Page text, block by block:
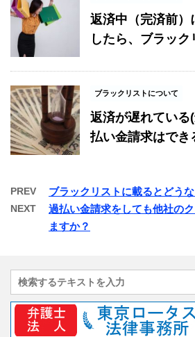
返済中（完済前）
したら、ブラック
ブラックリストについて
返済が遅れている
払い金請求はでき
PREV ブラックリストに載るとどう
NEXT
過払い金請求をしても他社の
ますか？